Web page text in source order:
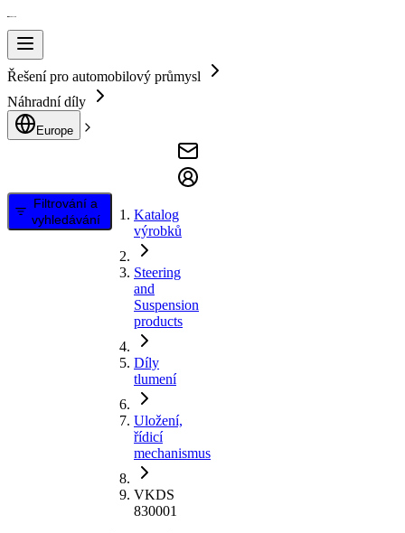
Řešení pro automobilový průmysl
Náhradní díly
Europe
Filtrování a
vyhledávání
Katalog
výrobků
Steering
and
Suspension
products
Díly
tlumení
Uložení,
řídicí
mechanismus
VKDS
830001